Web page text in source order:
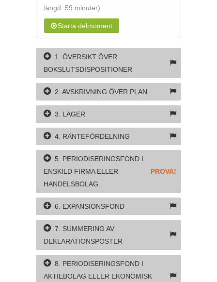
längd: 59 minuter)
Starta delmoment
1. ÖVERSIKT ÖVER
BOKSLUTSDISPOSITIONER
2. AVSKRIVNING ÖVER PLAN
3. LAGER
4. RÄNTEFÖRDELNING
5. PERIODISERINGSFOND I
ENSKILD FIRMA ELLER
HANDELSBOLAG.
PROVA!
6. EXPANSIONSFOND
7. SUMMERING AV
DEKLARATIONSPOSTER
8. PERIODISERINGSFOND I
AKTIEBOLAG ELLER EKONOMISK